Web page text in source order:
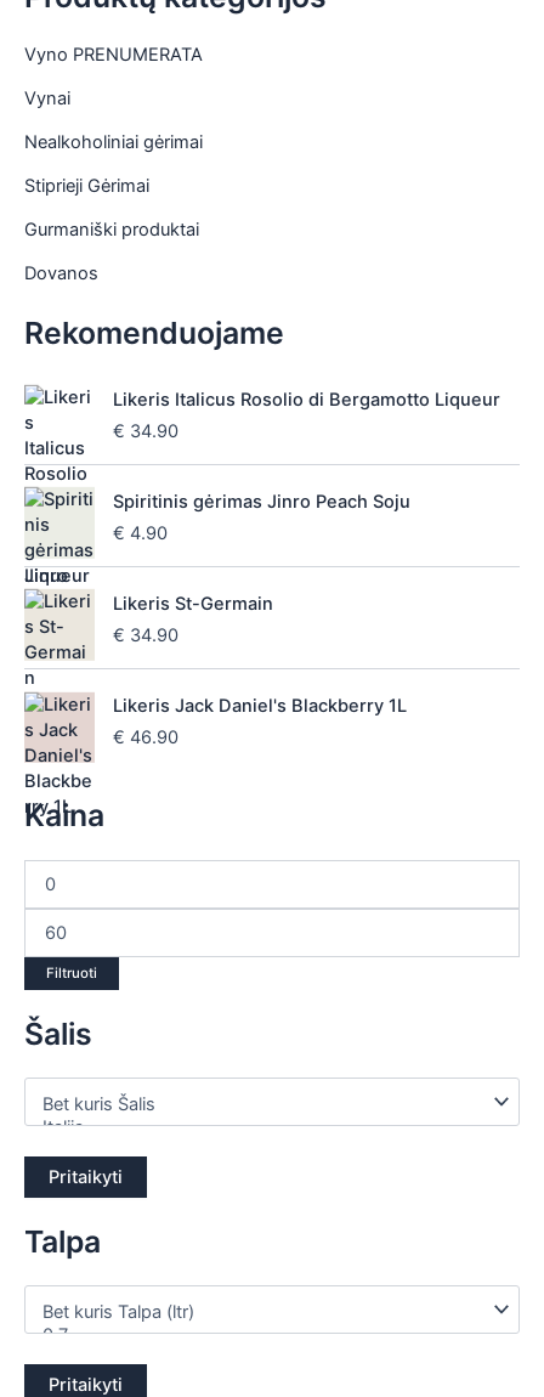
Vyno PRENUMERATA
Vynai
Nealkoholiniai gėrimai
Stiprieji Gėrimai
Gurmaniški produktai
Dovanos
Rekomenduojame
Likeris Italicus Rosolio di Bergamotto Liqueur
€ 34.90
Spiritinis gėrimas Jinro Peach Soju
€ 4.90
Likeris St-Germain
€ 34.90
Likeris Jack Daniel's Blackberry 1L
€ 46.90
Kaina
Filtruoti
Šalis
Pritaikyti
Talpa
Pritaikyti